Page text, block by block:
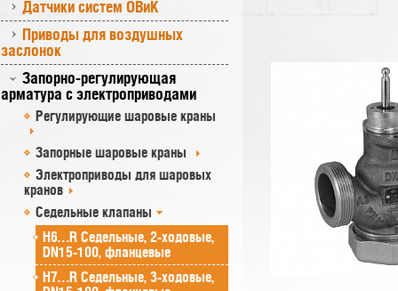
Датчики систем ОВиК
Приводы для воздушных
заслонок
Запорно-регулирующая
арматура с электроприводами
Регулирующие шаровые краны
Запорные шаровые краны
Электроприводы для шаровых
кранов
Седельные клапаны
H6…R Седельные, 2-ходовые,
DN15-100, фланцевые
H7…R Седельные, 3-ходовые,